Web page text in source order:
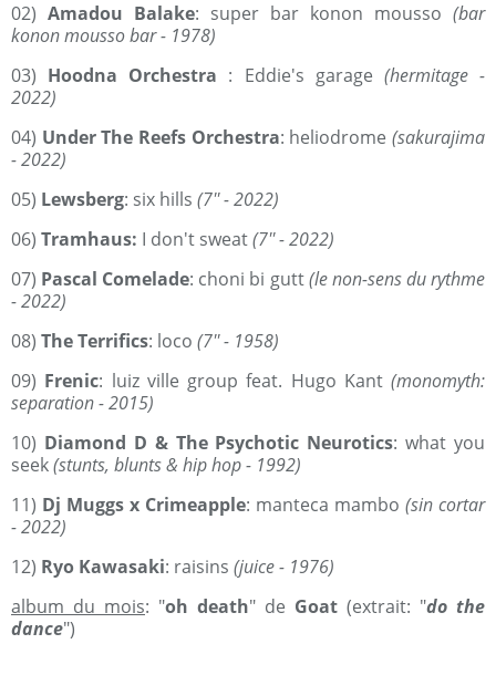
02) Amadou Balake: super bar konon mousso (bar
konon mousso bar - 1978)
03) Hoodna Orchestra : Eddie's garage (hermitage -
2022)
04) Under The Reefs Orchestra: heliodrome (sakurajima
- 2022)
05) Lewsberg: six hills (7'' - 2022)
06) Tramhaus: I don't sweat(7'' - 2022)
07) Pascal Comelade: choni bi gutt(le non-sens du rythme
- 2022)
08) The Terrifics: loco (7'' - 1958)
09) Frenic: luiz ville group feat. Hugo Kant(monomyth:
separation - 2015)
10) Diamond D & The Psychotic Neurotics: what you
seek(stunts, blunts & hip hop - 1992)
11) Dj Muggs x Crimeapple: manteca mambo (sin cortar
- 2022)
12) Ryo Kawasaki: raisins (juice - 1976)
album du mois: "oh death" de Goat (extrait: "do the
dance")